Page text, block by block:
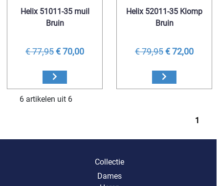
Helix 51011-35 muil
Bruin
€ 77,95€ 70,00
Helix 52011-35 Klomp
Bruin
€ 79,95€ 72,00
6 artikelen uit 6
1
Collectie
Dames